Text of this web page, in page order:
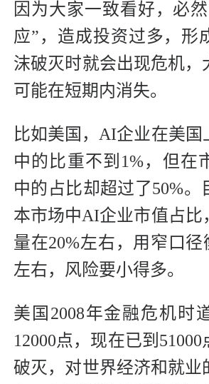
因为大家一致看好，必
应”，造成投资过多，形
沫破灭时就会出现危机，
可能在短期内消失。
比如美国，AI企业在美国
中的比重不到1%，但在
中的占比却超过了50%。
本市场中AI企业市值占比
量在20%左右，用窄口径
左右，风险要小得多。
美国2008年金融危机时
12000点，现在已到
破灭，对世界经济和就业